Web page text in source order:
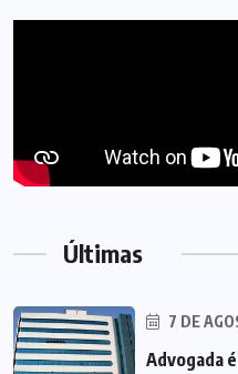
Últimas
7 DE
Advogada